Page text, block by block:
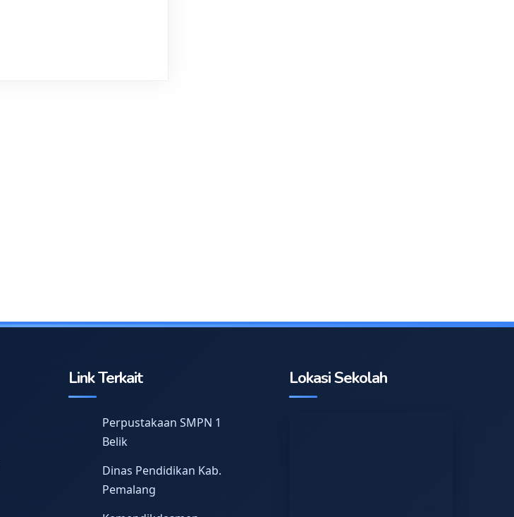
Link Terkait
Perpustakaan SMPN 1
Belik
Dinas Pendidikan Kab.
Pemalang
Lokasi Sekolah